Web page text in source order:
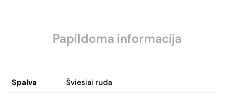
Papildoma informacija
Spalva Šviesiai ruda